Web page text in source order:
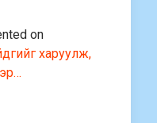
on
харуулж,